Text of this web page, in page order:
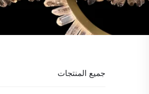
جميع المنتجات